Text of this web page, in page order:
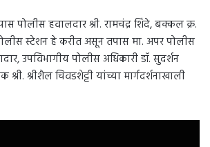
पोलीस हवालदार श्री. रामचंद्र शिंदे, बक्कल क्र.
स्टेशन हे करीत असून तपास मा. अपर पोलीस
उपविभागीय पोलीस अधिकारी डॉ. सुदर्शन
श्री. श्रीशैल चिवडशेट्टी यांच्या मार्गदर्शनाखाली